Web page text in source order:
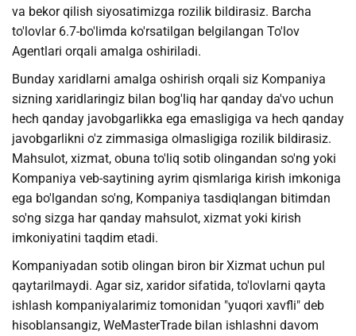
va bekor qilish siyosatimizga rozilik bildirasiz. Barcha
to'lovlar 6.7-bo'limda ko'rsatilgan belgilangan To'lov
Agentlari orqali amalga oshiriladi.
Bunday xaridlarni amalga oshirish orqali siz Kompaniya
sizning xaridlaringiz bilan bog'liq har qanday da'vo uchun
hech qanday javobgarlikka ega emasligiga va hech qanday
javobgarlikni o'z zimmasiga olmasligiga rozilik bildirasiz.
Mahsulot, xizmat, obuna to'liq sotib olingandan so'ng yoki
Kompaniya veb-saytining ayrim qismlariga kirish imkoniga
ega bo'lgandan so'ng, Kompaniya tasdiqlangan bitimdan
so'ng sizga har qanday mahsulot, xizmat yoki kirish
imkoniyatini taqdim etadi.
Kompaniyadan sotib olingan biron bir Xizmat uchun pul
qaytarilmaydi. Agar siz, xaridor sifatida, to'lovlarni qayta
ishlash kompaniyalarimiz tomonidan "yuqori xavfli" deb
hisoblansangiz, WeMasterTrade bilan ishlashni davom